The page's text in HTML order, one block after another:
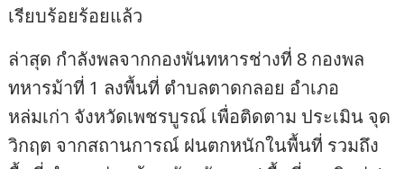
เรียบร้อยร้อยแล้ว
ล่าสุด กำลังพลจากกองพันทหารช่างที่ 8 กองพล
ทหารม้าที่ 1 ลงพื้นที่ ตำบลตาดกลอย อำเภอ
หล่มเก่า จังหวัดเพชรบูรณ์ เพื่อติดตาม ประเมิน จุด
วิกฤต จากสถานการณ์ ฝนตกหนักในพื้นที่ รวมถึง